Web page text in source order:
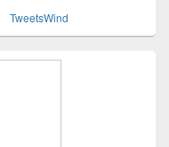
TweetsWind